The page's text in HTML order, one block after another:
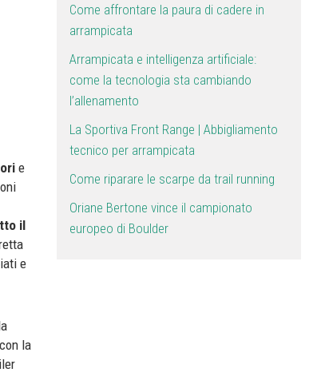
e
il
e
la
Come affrontare la paura di cadere in
arrampicata
Arrampicata e intelligenza artificiale:
come la tecnologia sta cambiando
l’allenamento
La Sportiva Front Range | Abbigliamento
tecnico per arrampicata
Come riparare le scarpe da trail running
Oriane Bertone vince il campionato
europeo di Boulder